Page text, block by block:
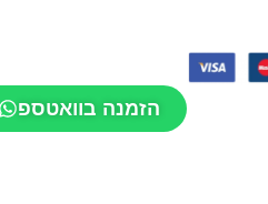
הזמנה בוואטספ